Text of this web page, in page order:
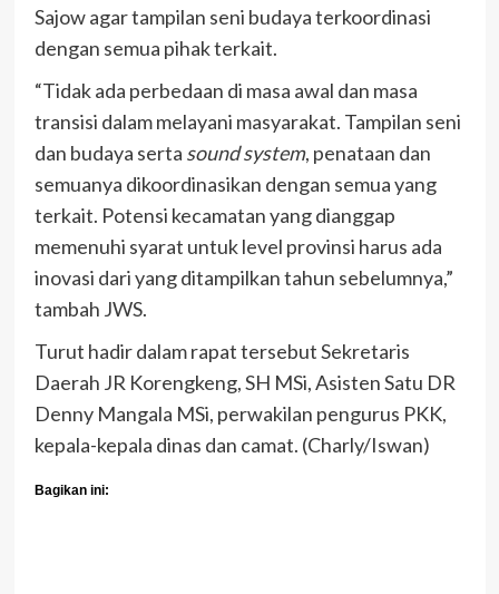
Sajow agar tampilan seni budaya terkoordinasi
dengan semua pihak terkait.
“Tidak ada perbedaan di masa awal dan masa
transisi dalam melayani masyarakat. Tampilan seni
dan budaya serta sound system, penataan dan
semuanya dikoordinasikan dengan semua yang
terkait. Potensi kecamatan yang dianggap
memenuhi syarat untuk level provinsi harus ada
inovasi dari yang ditampilkan tahun sebelumnya,”
tambah JWS.
Turut hadir dalam rapat tersebut Sekretaris
Daerah JR Korengkeng, SH MSi, Asisten Satu DR
Denny Mangala MSi, perwakilan pengurus PKK,
kepala-kepala dinas dan camat. (Charly/Iswan)
Bagikan ini: